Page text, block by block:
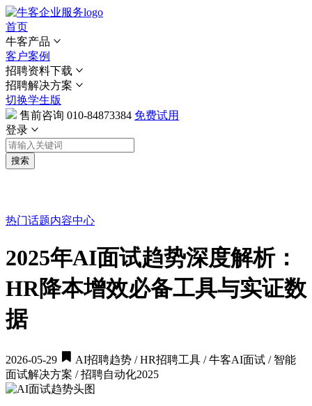
首页
牛客产品
客户案例
招聘资料下载
招聘解决方案
切换学生版
售前咨询 010-84873384 免费试用
登录
搜索
热门话题内容中心
2025年AI面试趋势深度解析：
HR降本增效必备工具与实证数
据
2026-05-29
AI招聘趋势 / HR招聘工具 / 牛客AI面试 / 智能
面试解决方案 / 招聘自动化2025